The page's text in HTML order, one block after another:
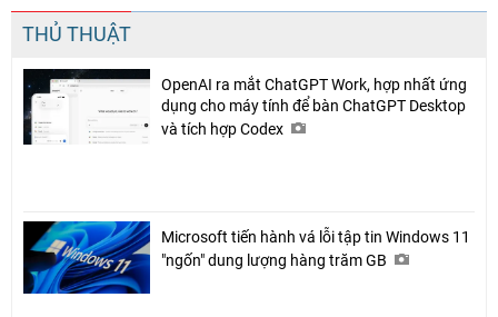
THỦ THUẬT
OpenAI ra mắt ChatGPT Work, hợp nhất ứng
dụng cho máy tính để bàn ChatGPT Desktop
và tích hợp Codex
Microsoft tiến hành vá lỗi tập tin Windows 11
"ngốn" dung lượng hàng trăm GB